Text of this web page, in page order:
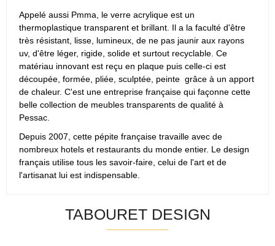
Appelé aussi Pmma, le verre acrylique est un
thermoplastique transparent et brillant. Il a la faculté d'être
très résistant, lisse, lumineux, de ne pas jaunir aux rayons
uv, d'être léger, rigide, solide et surtout recyclable. Ce
matériau innovant est reçu en plaque puis celle-ci est
découpée, formée, pliée, sculptée, peinte grâce à un apport
de chaleur. C'est une entreprise française qui façonne cette
belle collection de meubles transparents de qualité à
Pessac.
Depuis 2007, cette pépite française travaille avec de
nombreux hotels et restaurants du monde entier. Le design
français utilise tous les savoir-faire, celui de l'art et de
l'artisanat lui est indispensable.
TABOURET DESIGN